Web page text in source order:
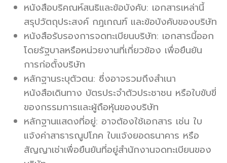
หนังสือบริคณห์สนธิและข้อบังคับ: เอกสารเหล่านี้
สรุปวัตถุประสงค์ กฎเกณฑ์ และข้อบังคับของบริษัท
หนังสือรับรองการจดทะเบียนบริษัท: เอกสารนี้ออก
โดยรัฐบาลหรือหน่วยงานที่เกี่ยวข้อง เพื่อยืนยัน
การก่อตั้งบริษัท
หลักฐานระบุตัวตน: ซึ่งอาจรวมถึงสำเนา
หนังสือเดินทาง บัตรประจำตัวประชาชน หรือใบขับขี่
ของกรรมการและผู้ถือหุ้นของบริษัท
หลักฐานแสดงที่อยู่: อาจต้องใช้เอกสาร เช่น ใบ
แจ้งค่าสาธารณูปโภค ใบแจ้งยอดธนาคาร หรือ
สัญญาเช่าเพื่อยืนยันที่อยู่สำนักงานจดทะเบียนของ